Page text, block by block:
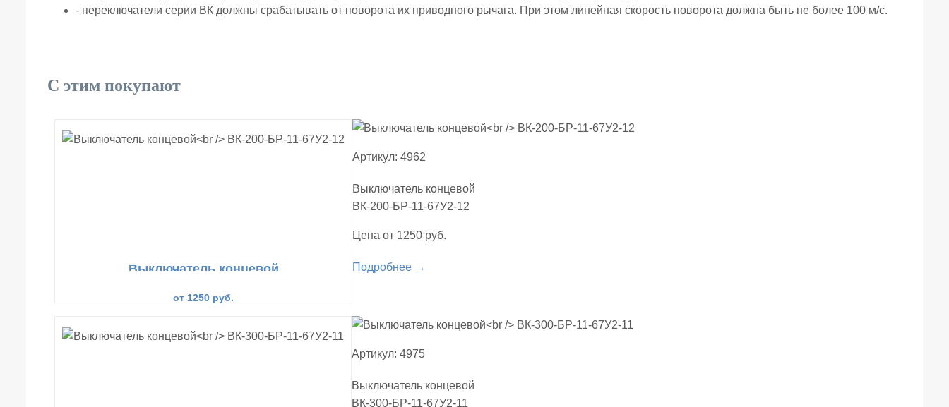
- переключатели серии ВК должны срабатывать от поворота их приводного рычага. При этом линейная скорость поворота должна быть не более 100 м/с.
С этим покупают
Выключатель концевой
от 1250 руб.
Артикул: 4962
Выключатель концевой
ВК-200-БР-11-67У2-12
Цена от 1250 руб.
Подробнее →
Артикул: 4975
Выключатель концевой
ВК-300-БР-11-67У2-11